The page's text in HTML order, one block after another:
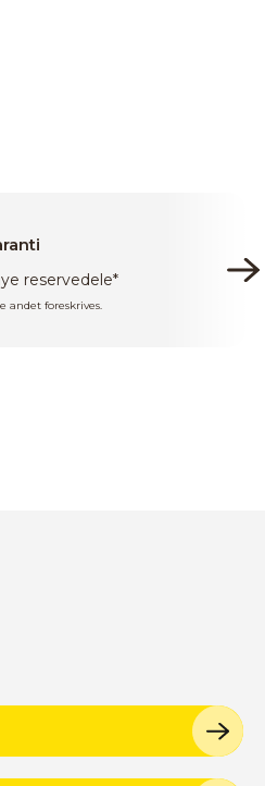
reservedele*
andet foreskrives.